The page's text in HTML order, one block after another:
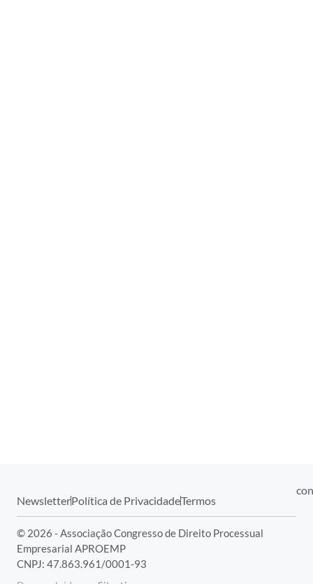
NewsletterPolítica de PrivacidadeTermos
© 2026 - Associação Congresso de Direito Processual
Empresarial APROEMP
CNPJ: 47.863.961/0001-93